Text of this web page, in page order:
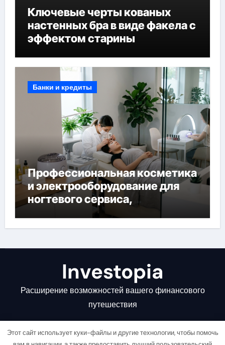
Ключевые черты кованых
настенных бра в виде факела с
эффектом старины
Банки и кредиты
Профессиональная косметика
и электрооборудование для
ногтевого сервиса,
наращивания ресниц и
депиляции
Investopia
Расширение возможностей вашего финансового
путешествия
Этот сайт использует куки-файлы и другие технологии, чтобы помочь